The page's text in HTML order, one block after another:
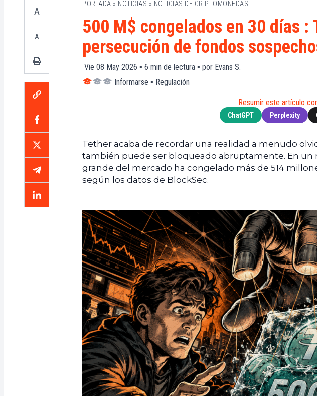
Exchanges
Noticias
Tec
Noticias
de
Web3
A
A
PORTADA » NOTICIAS » NOTICIAS DE CRIPTOMONEDAS
500 M$ congelados en 30 días :
persecución de fondos
Vie 08 May 2026 ▪ 6 min de lectura ▪ por Evans S.
Informarse ▪ Regulación
Resumir este artículo
ChatGPT Perplexity
Tether acaba de recordar una realidad a menudo
también puede ser bloqueado abruptamente. En un
grande del mercado ha congelado más de 514
según los datos de BlockSec.